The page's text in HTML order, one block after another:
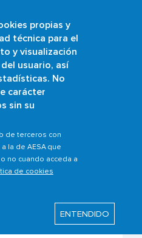
propias y
técnica para el
y visualización
usuario, así
No
carácter
sin su
de terceros con
la de AESA que
no cuando acceda a
de cookies
ENTENDIDO
Pasar
al
contenido
principal
Buscar
Miércoles, 18 Marzo
de los
ante la